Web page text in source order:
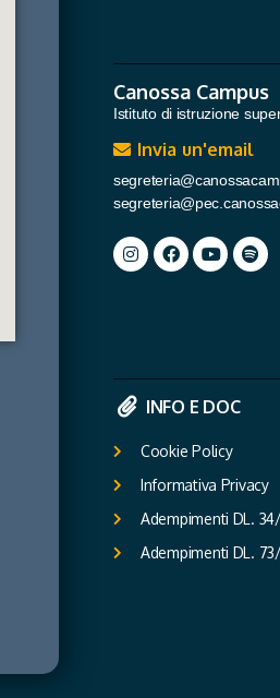
Canossa Campus
Istituto di istruzione
Invia un'email
INFO E DOC
Cookie Policy
Informativa Privacy
Adempimenti DL.
Adempimenti DL.